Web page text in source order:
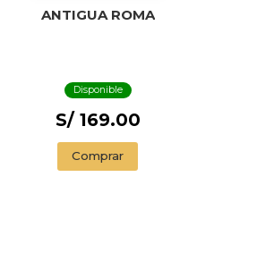
ANTIGUA ROMA
Disponible
S/ 169.00
Comprar